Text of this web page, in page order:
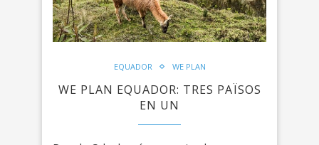
EQUADOR WE PLAN
WE PLAN EQUADOR: TRES PAÏSOS
EN UN